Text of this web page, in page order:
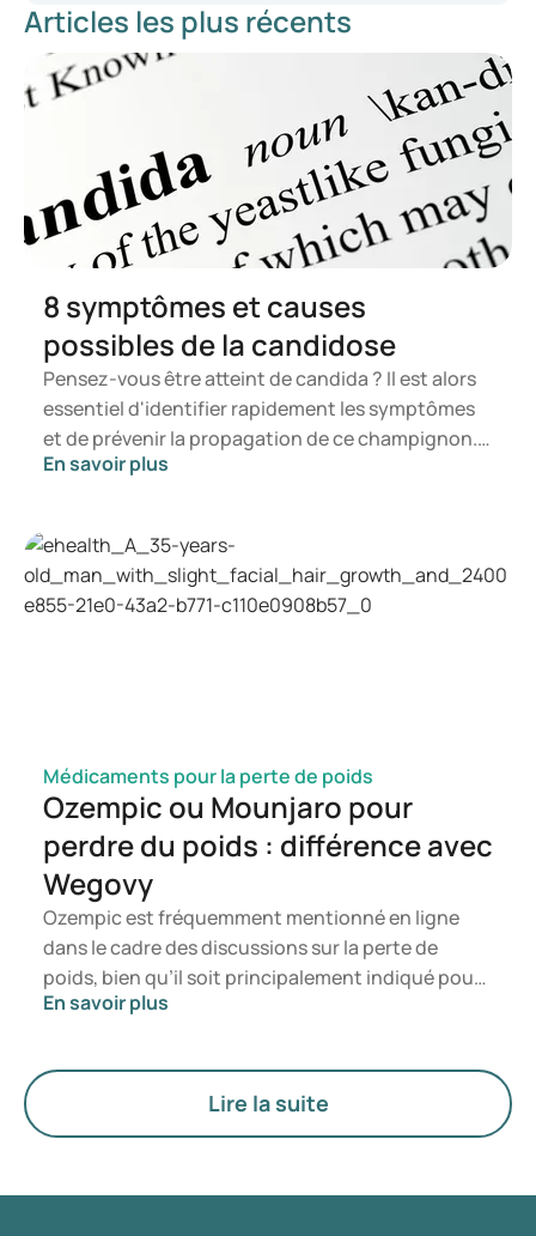
infotalia.com
Articles les plus récents
8 symptômes et causes
possibles de la candidose
Pensez-vous être atteint de candida ? Il est alors
essentiel d'identifier rapidement les symptômes
et de prévenir la propagation de ce champignon.
Dans cet article, vous apprendrez ce qu'est le
développer. Vous serez ainsi en mesure de
déterminer à quel moment il est opportun de
consulter un professionnel de santé.
En savoir plus
Médicaments pour la perte de poids
Ozempic ou Mounjaro pour
perdre du poids : différence avec
Wegovy
Ozempic est fréquemment mentionné en ligne
dans le cadre des discussions sur la perte de
poids, bien qu’il soit principalement indiqué pour
le traitement du diabète de type 2. Si vous
à la gestion du poids, des médicaments tels que
Mounjaro et Wegovy sont généralement
privilégiés. Le choix du traitement le plus adapté
En savoir plus
Lire la suite